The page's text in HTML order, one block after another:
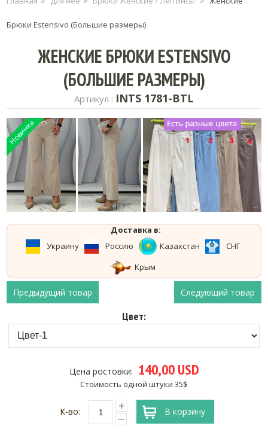
Брюки Estensivo (Большие размеры)
ЖЕНСКИЕ БРЮКИ ESTENSIVO
(БОЛЬШИЕ РАЗМЕРЫ)
Артикул : INTS 1781-BTL
Доставка в:
Украину
Россию Казахстан
СНГ
Крым
Предыдущий товар Следующий товар
Цвет:
Цена ростовки: 140,00 USD
Стоимость одной штуки 35$
К-во: В корзину